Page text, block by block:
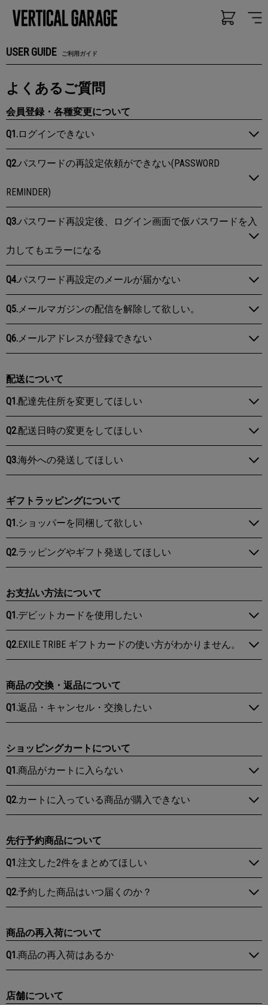
USER GUIDE ご利用ガイド
よくあるご質問
会員登録・各種変更について
Q1.ログインできない
Q2.パスワードの再設定依頼ができない(PASSWORD
REMINDER)
Q3.パスワード再設定後、ログイン画面で仮パスワードを入
力してもエラーになる
Q4.パスワード再設定のメールが届かない
Q5. メールマガジンの配信を解除して欲しい。
Q6. メールアドレスが登録できない
配送について
Q1.配達先住所を変更してほしい
Q2.配送日時の変更をしてほしい
Q3.海外への発送してほしい
ギフトラッピングについて
Q1.ショッパーを同梱して欲しい
Q2.ラッピングやギフト発送してほしい
お支払い方法について
Q1.デビットカードを使用したい
Q2.EXILE TRIBE ギフトカードの使い方がわかりません。
商品の交換・返品について
Q1.返品・キャンセル・交換したい
ショッピングカートについて
Q1.商品がカートに入らない
Q2.カートに入っている商品が購入できない
先行予約商品について
Q1.注文した2件をまとめてほしい
Q2.予約した商品はいつ届くのか？
商品の再入荷について
Q1.商品の再入荷はあるか
店舗について